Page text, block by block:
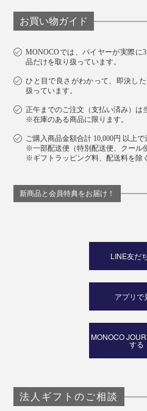
お買い物ガイド
MONOCOでは、バイヤーが実際に
品だけを取り扱っています。
ひと目で良さがわかって、即決し
扱っています。
正午までのご注文（支払い済み）は
※在庫のある商品に限ります。
ご購入商品金額合計 10,000円 以上で
※一部配送便（特別配送便、クール
※ギフトラッピング料、配送料を除
新商品と会員特典をお届け！
LINE友だ
アプリで
MONOCO
する
法人ギフトのご相談